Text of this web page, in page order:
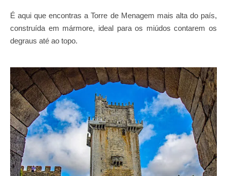
É aqui que encontras a Torre de Menagem mais alta do país,
construída em mármore, ideal para os miúdos contarem os
degraus até ao topo.